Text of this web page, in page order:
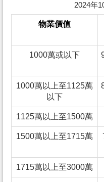
2024年
物業價值
1000萬或以下
1000萬以上至1125萬
以下
1125萬以上至1500萬
1500萬以上至1715萬
1715萬以上至3000萬